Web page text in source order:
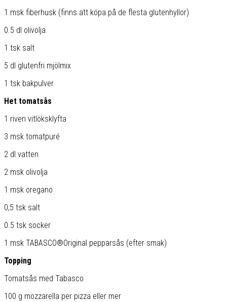
1 msk fiberhusk (finns att köpa på de flesta glutenhyllor)
0.5 dl olivolja
1 tsk salt
5 dl glutenfri mjölmix
1 tsk bakpulver
Het tomatsås
1 riven vitlöksklyfta
3 msk tomatpuré
2 dl vatten
2 msk olivolja
1 msk oregano
0,5 tsk salt
0.5 tsk socker
1 msk TABASCO®Original pepparsås (efter smak)
Topping
Tomatsås med Tabasco
100 g mozzarella per pizza eller mer